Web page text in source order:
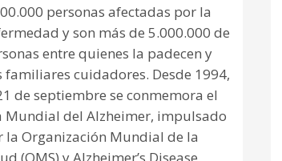
personas afectadas por la
y son más de 5.000.000 de
entre quienes la padecen y
familiares cuidadores. Desde 1994,
de septiembre se conmemora el
Mundial del Alzheimer, impulsado
la Organización Mundial de la
(OMS) y Alzheimer’s Disease